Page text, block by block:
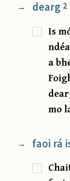
→ dearg 2
Is
a
mo
→ faoi rá